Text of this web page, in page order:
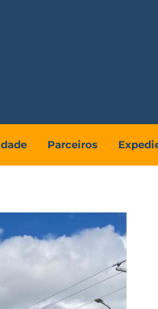
Parceiros